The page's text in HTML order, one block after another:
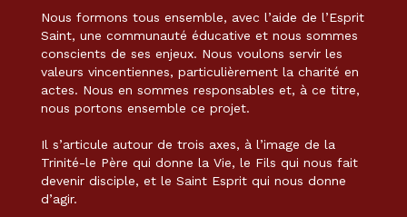
Nous formons tous ensemble, avec l’aide de l’Esprit
Saint, une communauté éducative et nous sommes
conscients de ses enjeux. Nous voulons servir les
valeurs vincentiennes, particulièrement la charité en
actes. Nous en sommes responsables et, à ce titre,
nous portons ensemble ce projet.
Il s’articule autour de trois axes, à l’image de la
Trinité-le Père qui donne la Vie, le Fils qui nous fait
devenir disciple, et le Saint Esprit qui nous donne
d’agir.